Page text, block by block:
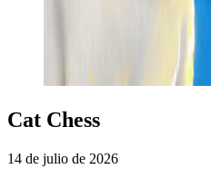
Cat Chess
14 de julio de 2026